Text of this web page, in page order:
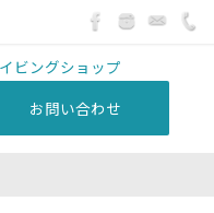
お問い合わせ